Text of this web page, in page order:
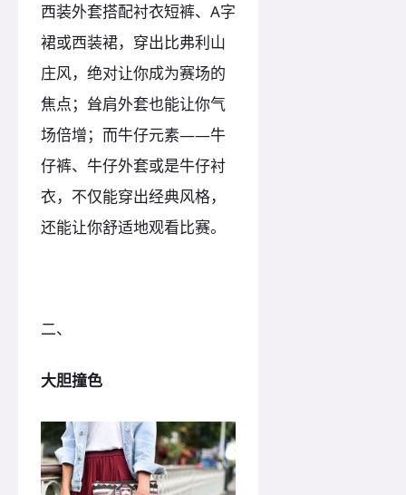
西装外套搭配衬衣短裤、A字
裙或西装裙，穿出比弗利山
庄风，绝对让你成为赛场的
焦点；耸肩外套也能让你气
场倍增；而牛仔元素——牛
仔裤、牛仔外套或是牛仔衬
衣，不仅能穿出经典风格，
还能让你舒适地观看比赛。
二、
大胆撞色